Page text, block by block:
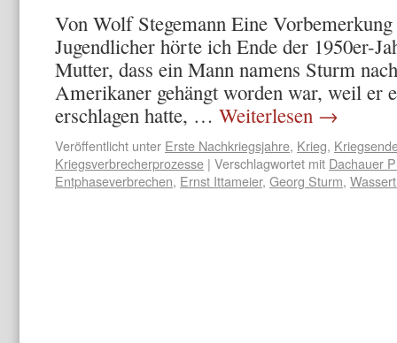
Von Wolf Stegemann Eine
Jugendlicher hörte ich Ende der 1950er-
Mutter, dass ein Mann namens Sturm
Amerikaner gehängt worden war, weil er
erschlagen hatte, … Weiterlesen →
Veröffentlicht unter Erste Nachkriegsjahre, Krieg,
Kriegsverbrecherprozesse | Verschlagwortet mit Dachauer
Entphaseverbrechen, Ernst Ittameier, Georg Sturm,